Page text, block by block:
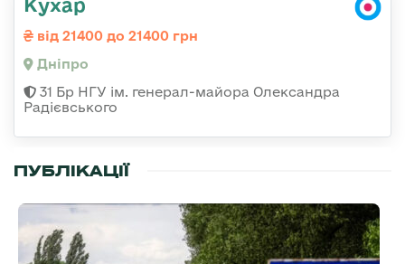
від 21400 до 21400 грн
Дніпро
31 Бр НГУ ім. генерал-майора Олександра
Радієвського
ПУБЛІКАЦІЇ